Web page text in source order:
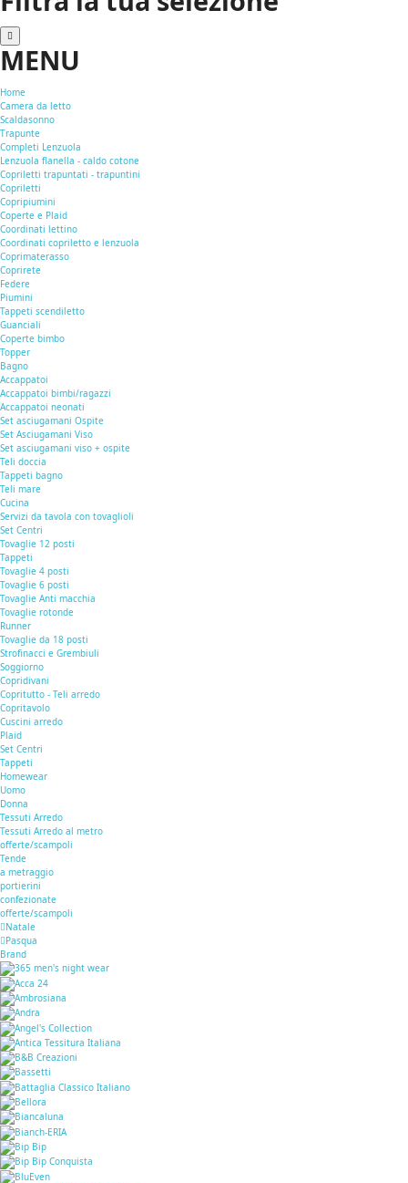
MENU
Home
Camera da letto
Scaldasonno
Trapunte
Completi Lenzuola
Lenzuola flanella - caldo cotone
Copriletti trapuntati - trapuntini
Copriletti
Copripiumini
Coperte e Plaid
Coordinati lettino
Coordinati copriletto e lenzuola
Coprimaterasso
Coprirete
Federe
Piumini
Tappeti scendiletto
Guanciali
Coperte bimbo
Topper
Bagno
Accappatoi
Accappatoi bimbi/ragazzi
Accappatoi neonati
Set asciugamani Ospite
Set Asciugamani Viso
Set asciugamani viso + ospite
Teli doccia
Tappeti bagno
Teli mare
Cucina
Servizi da tavola con tovaglioli
Set Centri
Tovaglie 12 posti
Tappeti
Tovaglie 4 posti
Tovaglie 6 posti
Tovaglie Anti macchia
Tovaglie rotonde
Runner
Tovaglie da 18 posti
Strofinacci e Grembiuli
Soggiorno
Copridivani
Copritutto - Teli arredo
Copritavolo
Cuscini arredo
Plaid
Set Centri
Tappeti
Homewear
Uomo
Donna
Tessuti Arredo
Tessuti Arredo al metro
offerte/scampoli
Tende
a metraggio
portierini
confezionate
offerte/scampoli
Natale
Pasqua
Brand